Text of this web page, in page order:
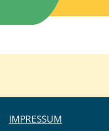
IMPRESSUM